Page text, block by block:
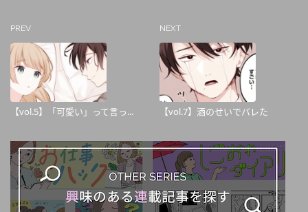
PREV
【vol.5】「可愛い」って言っ...
NEXT
【vol.7】酒のせいでバレた